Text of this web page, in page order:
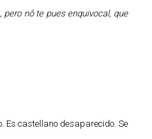
nô te pues enquivocal, que
Es castellano desaparecido. Se